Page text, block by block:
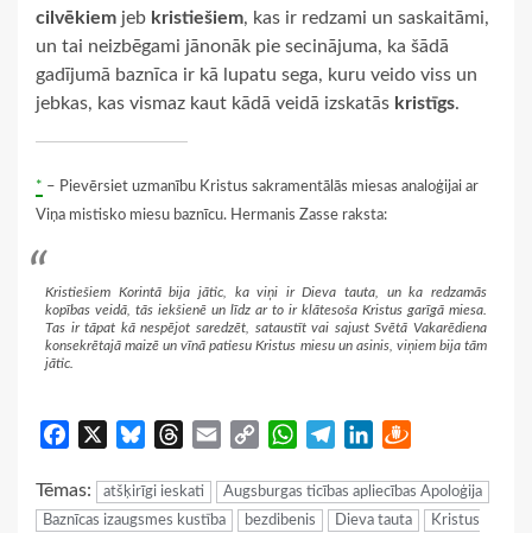
cilvēkiem jeb kristiešiem, kas ir redzami un saskaitāmi,
un tai neizbēgami jānonāk pie secinājuma, ka šādā
gadījumā baznīca ir kā lupatu sega, kuru veido viss un
jebkas, kas vismaz kaut kādā veidā izskatās kristīgs.
* – Pievērsiet uzmanību Kristus sakramentālās miesas analoģijai ar
Viņa mistisko miesu baznīcu. Hermanis Zasse raksta:
Kristiešiem Korintā bija jātic, ka viņi ir Dieva tauta, un ka redzamās
kopības veidā, tās iekšienē un līdz ar to ir klātesoša Kristus garīgā miesa.
Tas ir tāpat kā nespējot saredzēt, sataustīt vai sajust Svētā Vakarēdiena
konsekrētajā maizē un vīnā patiesu Kristus miesu un asinis, viņiem bija tām
jātic.
Facebook BlueskyThreads
Email
Copy
WhatsApp
TelegramLinkedIn
Tēmas: atšķirīgi ieskati
Augsburgas ticības apliecības Apoloģija
Baznīcas izaugsmes kustība
bezdibenis Dieva tauta
Kristus